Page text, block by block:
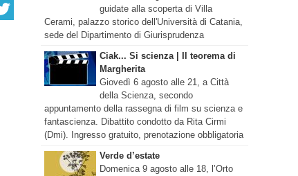
guidate alla scoperta di Villa
Cerami, palazzo storico dell'Università di Catania,
sede del Dipartimento di Giurisprudenza
Ciak... Si scienza | Il teorema di
Margherita
Giovedì 6 agosto alle 21, a Città
della Scienza, secondo
appuntamento della rassegna di film su scienza e
fantascienza. Dibattito condotto da Rita Cirmi
(Dmi). Ingresso gratuito, prenotazione obbligatoria
Verde d’estate
Domenica 9 agosto alle 18, l’Orto